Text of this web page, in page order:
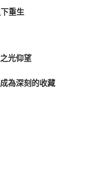
重生
光仰望
為深刻的收藏